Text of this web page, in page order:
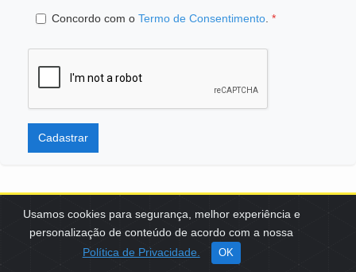
Usamos cookies para segurança, melhor experiência e
personalização de conteúdo de acordo com a nossa
Política de Privacidade.
OK
Concordo com o Termo de Consentimento *
Cadastrar
SCES, TRECHO 02, LOTE 22 CEP: 70200-002 | BRASÍLIA (DF) | +55
61 3108-7000 / FBB@FBB.ORG.BR